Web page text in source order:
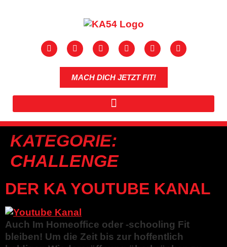
MACH DICH JETZT FIT!
KATEGORIE:
CHALLENGE
DER KA YOUTUBE KANAL
Auch Im Homeoffice oder -schooling Fit
bleiben! Um die Zeit bis zur hoffentlich